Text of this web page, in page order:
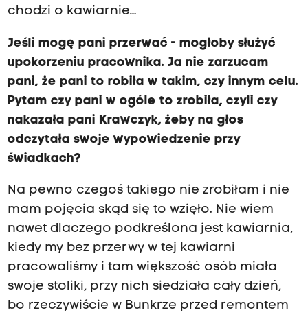
chodzi o kawiarnie…
Jeśli mogę pani przerwać - mogłoby służyć
upokorzeniu pracownika. Ja nie zarzucam
pani, że pani to robiła w takim, czy innym celu.
Pytam czy pani w ogóle to zrobiła, czyli czy
nakazała pani Krawczyk, żeby na głos
odczytała swoje wypowiedzenie przy
świadkach?
Na pewno czegoś takiego nie zrobiłam i nie
mam pojęcia skąd się to wzięło. Nie wiem
nawet dlaczego podkreślona jest kawiarnia,
kiedy my bez przerwy w tej kawiarni
pracowaliśmy i tam większość osób miała
swoje stoliki, przy nich siedziała cały dzień,
bo rzeczywiście w Bunkrze przed remontem